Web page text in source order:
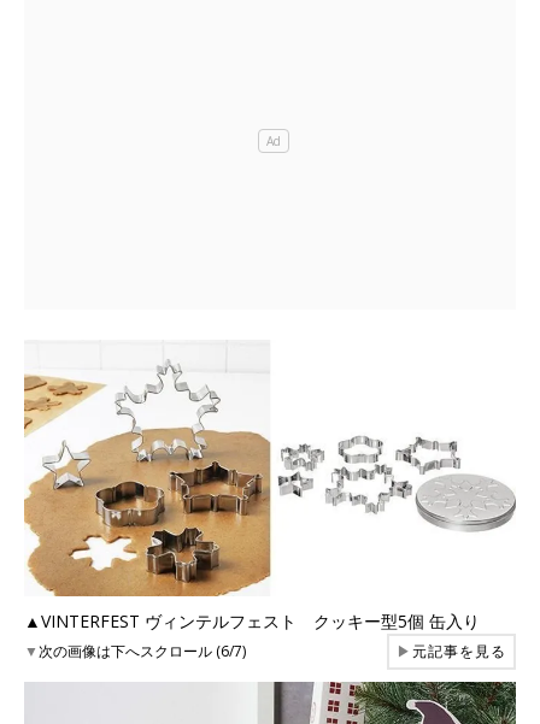
▲VINTERFEST ヴィンテルフェスト クッキー型5個 缶入り
▼次の画像は下へスクロール (6/7) ▶元記事を見る